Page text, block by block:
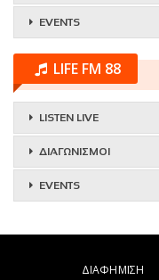
EVENTS
LIFE FM 88
LISTEN LIVE
ΔΙΑΓΩΝΙΣΜΟΙ
EVENTS
ΔΙΑΦΗΜΙΣΗ